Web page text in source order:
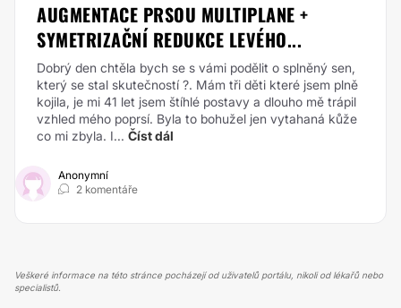
AUGMENTACE PRSOU MULTIPLANE +
SYMETRIZAČNÍ REDUKCE LEVÉHO...
Dobrý den chtěla bych se s vámi podělit o splněný sen,
který se stal skutečností ?. Mám tři děti které jsem plně
kojila, je mi 41 let jsem štíhlé postavy a dlouho mě trápil
vzhled mého poprsí. Byla to bohužel jen vytahaná kůže
co mi zbyla. I... Číst dál
Anonymní
2 komentáře
Veškeré informace na této stránce pocházejí od uživatelů portálu, nikoli od lékařů nebo
specialistů.